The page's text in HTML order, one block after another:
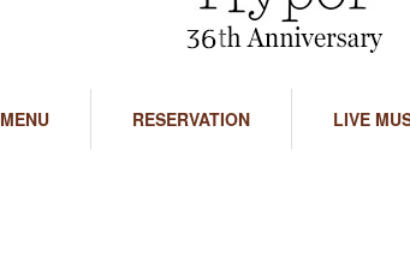
MENU RESERVATION LIVE